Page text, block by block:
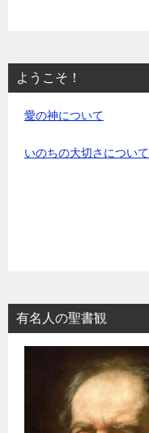
ようこそ！
愛の神について
いのちの大切さについて
有名人の聖書観